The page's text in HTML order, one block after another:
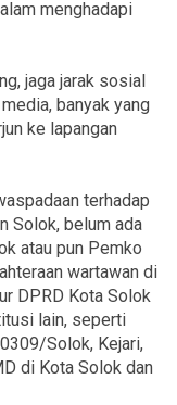
menghadapi
jaga jarak sosial
banyak yang
ke lapangan
terhadap
Solok, belum ada
atau pun Pemko
wartawan di
DPRD Kota Solok
lain, seperti
Solok, Kejari,
di Kota Solok dan